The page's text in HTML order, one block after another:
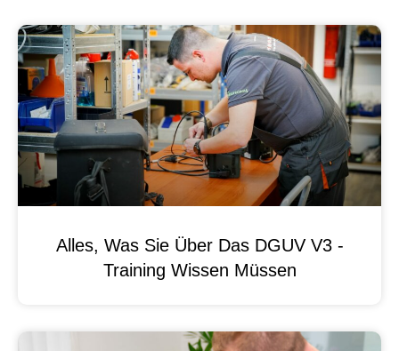
Alles, Was Sie Über Das DGUV V3 -
Training Wissen Müssen